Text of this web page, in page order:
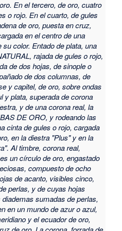
En el tercero, de oro, cuatro
o rojo. En el cuarto, de gules
de oro, puesta en cruz,
en el centro de una
su color. Entado de plata, una
rajada de gules o rojo,
de dos hojas, de sinople o
de dos columnas, de
y capitel, de oro, sobre ondas
y plata, superada de corona
y de una corona real, la
DE ORO, y rodeando las
cinta de gules o rojo, cargada
en la diestra "Plus" y en la
Al timbre, corona real,
un círculo de oro, engastado
compuesto de ocho
de acanto, visibles cinco,
perlas, y de cuyas hojas
sumadas de perlas,
en un mundo de azur o azul,
y el ecuador de oro,